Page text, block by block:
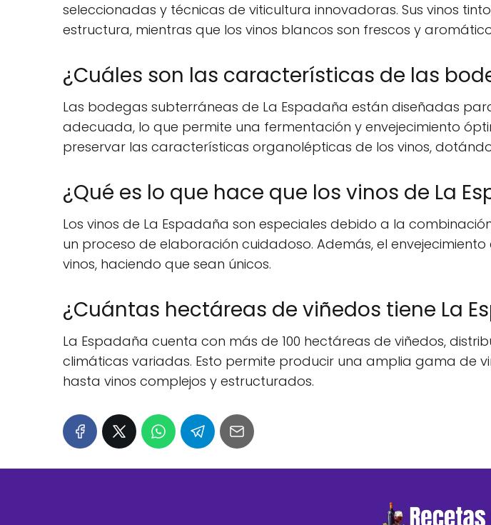
seleccionadas y técnicas de viticultura innovadoras. Sus vinos
estructura, mientras que los vinos blancos son frescos y
¿Cuáles son las características de las
Las bodegas subterráneas de La Espadaña están diseñadas
adecuada, lo que permite una fermentación y envejecimiento
preservar las características organolépticas de los vinos,
¿Qué es lo que hace que los vinos de La
Los vinos de La Espadaña son especiales debido a la
un proceso de elaboración cuidadoso. Además, el
vinos, haciendo que sean únicos.
¿Cuántas hectáreas de viñedos tiene La
La Espadaña cuenta con más de 100 hectáreas de viñedos,
climáticas variadas. Esto permite producir una amplia gama de
hasta vinos complejos y estructurados.